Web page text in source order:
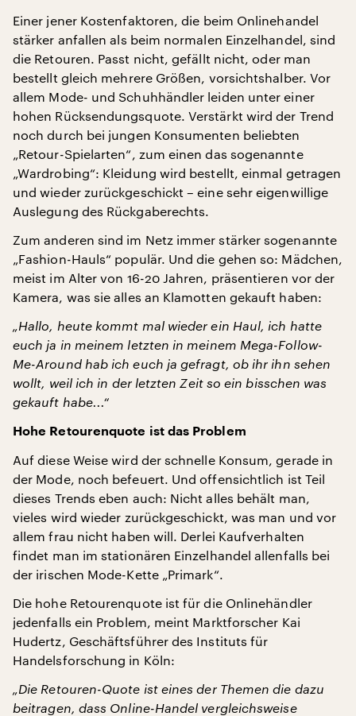
Einer jener Kostenfaktoren, die beim Onlinehandel
stärker anfallen als beim normalen Einzelhandel, sind
die Retouren. Passt nicht, gefällt nicht, oder man
bestellt gleich mehrere Größen, vorsichtshalber. Vor
allem Mode- und Schuhhändler leiden unter einer
hohen Rücksendungsquote. Verstärkt wird der Trend
noch durch bei jungen Konsumenten beliebten
„Retour-Spielarten“, zum einen das sogenannte
„Wardrobing“: Kleidung wird bestellt, einmal getragen
und wieder zurückgeschickt – eine sehr eigenwillige
Auslegung des Rückgaberechts.
Zum anderen sind im Netz immer stärker sogenannte
„Fashion-Hauls“ populär. Und die gehen so: Mädchen,
meist im Alter von 16-20 Jahren, präsentieren vor der
Kamera, was sie alles an Klamotten gekauft haben:
„Hallo, heute kommt mal wieder ein Haul, ich hatte
euch ja in meinem letzten in meinem Mega-Follow-
Me-Around hab ich euch ja gefragt, ob ihr ihn sehen
wollt, weil ich in der letzten Zeit so ein bisschen was
gekauft habe...“
Hohe Retourenquote ist das Problem
Auf diese Weise wird der schnelle Konsum, gerade in
der Mode, noch befeuert. Und offensichtlich ist Teil
dieses Trends eben auch: Nicht alles behält man,
vieles wird wieder zurückgeschickt, was man und vor
allem frau nicht haben will. Derlei Kaufverhalten
findet man im stationären Einzelhandel allenfalls bei
der irischen Mode-Kette „Primark“.
Die hohe Retourenquote ist für die Onlinehändler
jedenfalls ein Problem, meint Marktforscher Kai
Hudertz, Geschäftsführer des Instituts für
Handelsforschung in Köln:
„Die Retouren-Quote ist eines der Themen die dazu
beitragen, dass Online-Handel vergleichsweise